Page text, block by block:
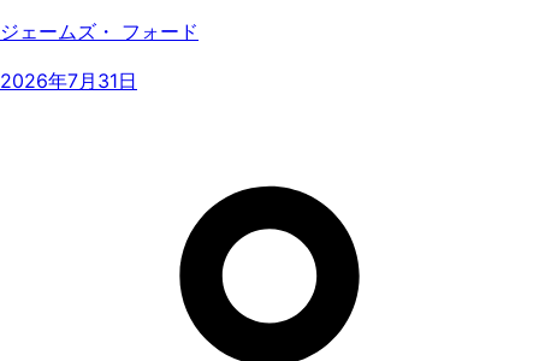
ジェームズ・ フォード
2026年7月31日